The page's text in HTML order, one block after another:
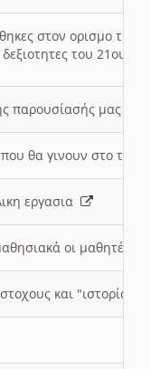
στον ορισμο
του 21ου
παρουσίασής μας
που θα γινουν στο
εργασια
οι μαθητές/
και "ιστορία"